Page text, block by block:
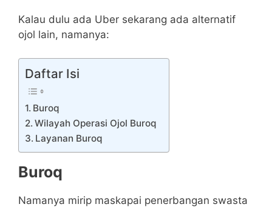
Kalau dulu ada Uber sekarang ada alternatif
ojol lain, namanya:
Daftar Isi
Buroq
Wilayah Operasi Ojol Buroq
Layanan Buroq
Buroq
Namanya mirip maskapai penerbangan swasta